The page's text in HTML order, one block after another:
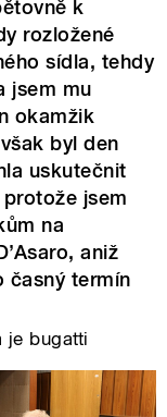
k
rozložené
sídla, tehdy
jsem mu
okamžik
byl den
uskutečnit
jsem
na
aniž
časný termín
je bugatti